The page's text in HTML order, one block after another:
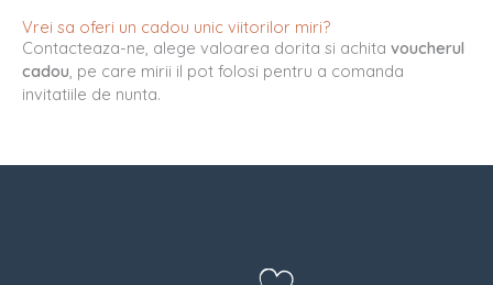
Vrei sa oferi un cadou unic viitorilor miri?
Contacteaza-ne, alege valoarea dorita si achita voucherul
cadou , pe care mirii il pot folosi pentru a comanda
invitatiile de nunta.